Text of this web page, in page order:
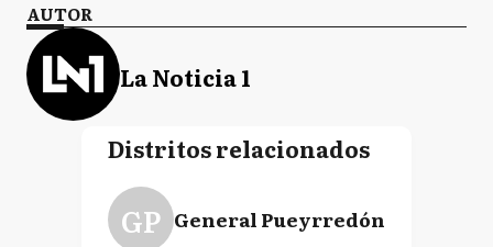
AUTOR
La Noticia 1
Distritos relacionados
GP General Pueyrredón